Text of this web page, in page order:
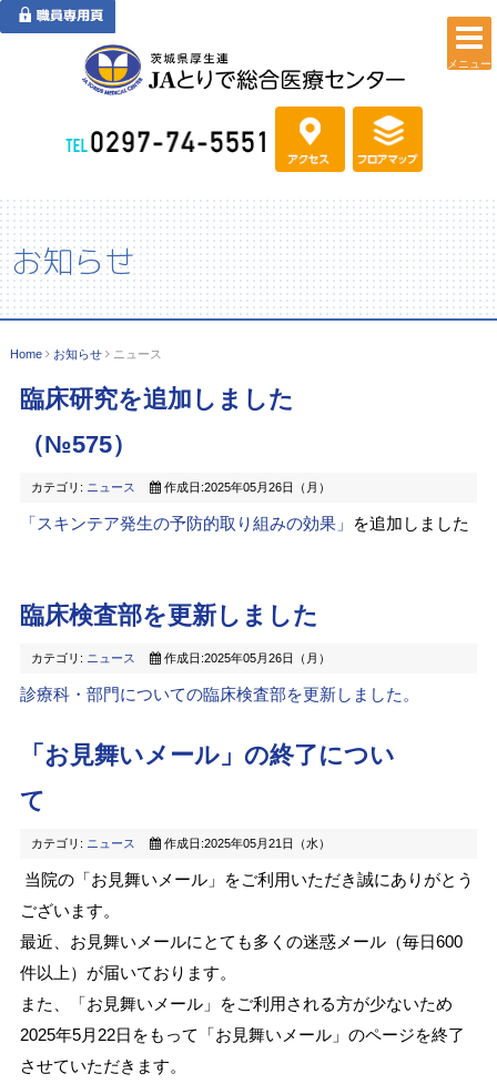
メニュー
お知らせ
Home お知らせ ニュース
臨床研究を追加しました
（№575）
カテゴリ: ニュース 作成日:2025年05月26日（月）
「スキンテア発生の予防的取り組みの効果」 を追加しました
臨床検査部を更新しました
カテゴリ: ニュース 作成日:2025年05月26日（月）
診療科・部門についての臨床検査部を更新しました。
「お見舞いメール」の終了につい
て
カテゴリ: ニュース 作成日:2025年05月21日（水）
当院の「お見舞いメール」をご利用いただき誠にありがとう
ございます。
最近、お見舞いメールにとても多くの迷惑メール（毎日600
件以上）が届いております。
また、「お見舞いメール」をご利用される方が少ないため
2025年5月22日をもって「お見舞いメール」のページを終了
させていただきます。